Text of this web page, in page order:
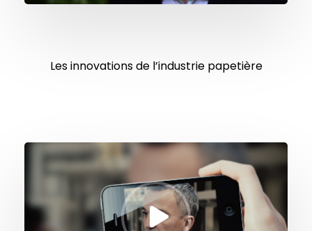
Les innovations de l’industrie papetière